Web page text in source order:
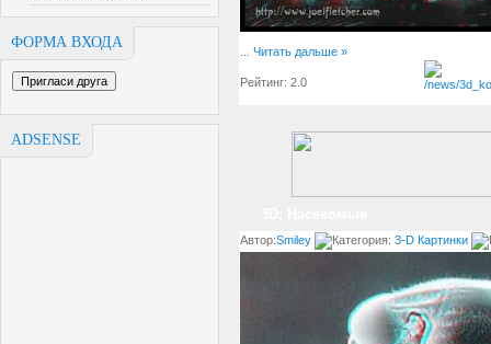
ФОРМА ВХОДА
ADSENSE
Читать дальше »
Рейтинг: 2.0
Автор:Smiley Категория: 3-D Картинки